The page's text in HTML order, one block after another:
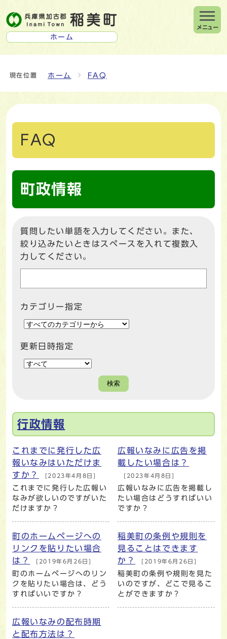
ホーム
メニュー
現在位置 ホーム FAQ
FAQ
町政情報
質問したい単語を入力してください。また、
絞り込みたいときはスペースを入れて複数入
力してください。
カテゴリー指定
更新日時指定
検索
メインメニュー
行政情報
これまでに発行した広
報いなみはいただけま
すか？
[2023年4月8日]
これまでに発行した広報い
なみが欲しいのですがいた
だけますか？
広報いなみに広告を掲
載したい場合は？
[2023年4月8日]
広報いなみに広告を掲載し
たい場合はどうすればいい
ですか？
町のホームページへの
リンクを貼りたい場合
は？
[2019年6月26日]
町のホームページへのリン
クを貼りたい場合は、どう
すればいいですか？
稲美町の条例や規則を
見ることはできます
か？
[2019年6月26日]
稲美町の条例や規則を見た
いのですが、どこで見るこ
とができますか？
広報いなみの配布時期
と配布方法は？